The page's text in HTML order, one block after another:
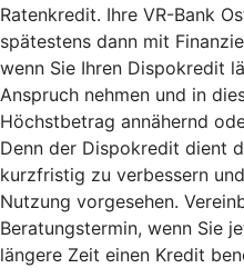
Ratenkredit. Ihre VR-Bank
spätestens dann mit
wenn Sie Ihren Dispokredit
Anspruch nehmen und in
Höchstbetrag annähernd
Denn der Dispokredit dient
kurzfristig zu verbessern
Nutzung vorgesehen.
Beratungstermin, wenn Sie
längere Zeit einen Kredit